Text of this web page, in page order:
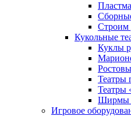
Кукольные
Куклы
Театры
Театры
Ширмы
Игровое